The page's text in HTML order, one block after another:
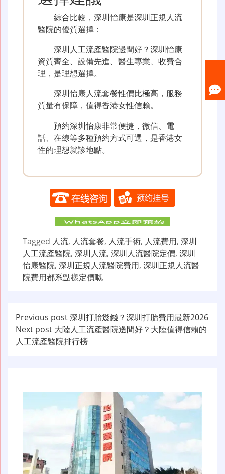
綜合比較，深圳怡康是深圳正規人流
醫院的優質選擇：
深圳人工流產醫院邊間好？深圳怡康
資質齊全、設備先進、醫生專業、收費合
理，是理想選擇。
深圳怡康人流套餐性價比極高，服務
質量有保障，值得香港女性信賴。
預約深圳怡康非常便捷，微信、電
話、在線等多種預約方式可選，是香港女
性的理想就診地點。
Tagged 人流, 人流套餐, 人流手術, 人流費用, 深圳
人工流產醫院, 深圳人流, 深圳人流醫院定價, 深圳
怡康醫院, 深圳正規人流醫院費用, 深圳正規人流醫
院費用都系點樣定價嘅
文
章
Previous post深圳打胎幾錢？深圳打胎費用最新2026
Next post 大陸人工流產醫院邊間好？大陸值得信賴的
人工流產醫院排行榜